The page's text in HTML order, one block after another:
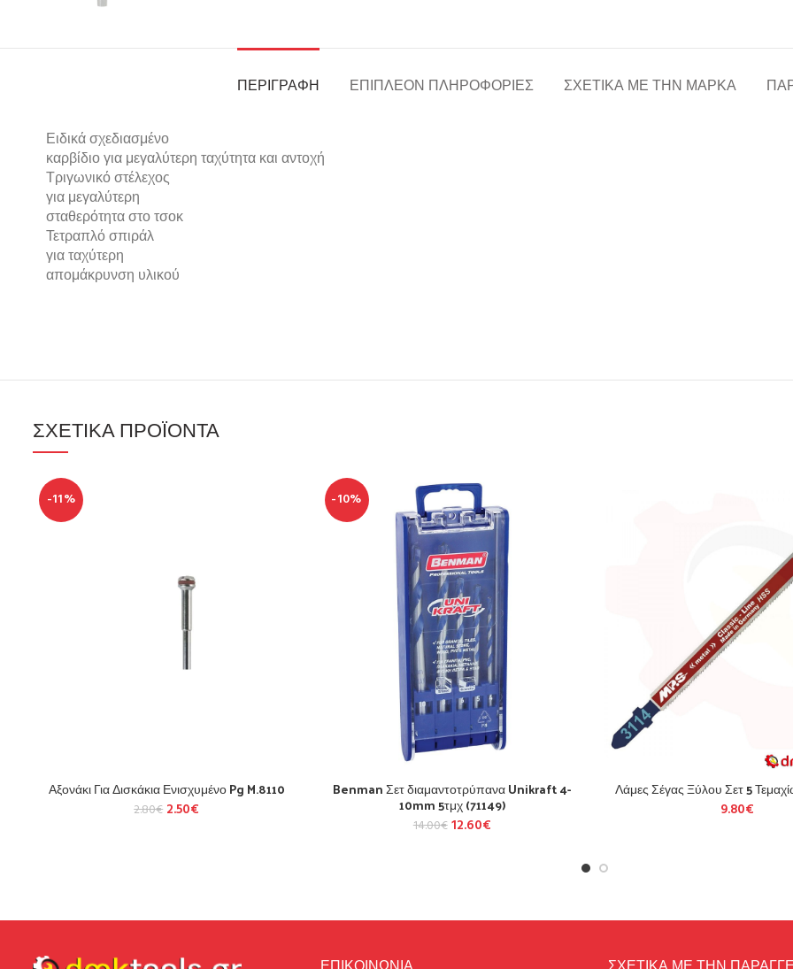
ΠΕΡΙΓΡΑΦΉ ΕΠΙΠΛΈΟΝ ΠΛΗΡΟΦΟΡΊΕΣ ΣΧΕΤΙΚΆ ΜΕ ΤΗΝ ΜΆΡΚΑ
Ειδικά σχεδιασμένο
καρβίδιο για μεγαλύτερη ταχύτητα και αντοχή
Τριγωνικό στέλεχος
για μεγαλύτερη
σταθερότητα στο τσοκ
Τετραπλό σπιράλ
για ταχύτερη
απομάκρυνση υλικού
ΣΧΕΤΙΚΆ ΠΡΟΪΌΝΤΑ
-11%
Αξονάκι Για Δισκάκια Ενισχυμένο Pg M.8110
2.80€ 2.50€
-10%
Benman Σετ διαμαντοτρύπανα Unikraft 4-
10mm 5τμχ (71149)
14.00€ 12.60€
Λάμες Σέγας Ξύλου Σετ 5
9.80€